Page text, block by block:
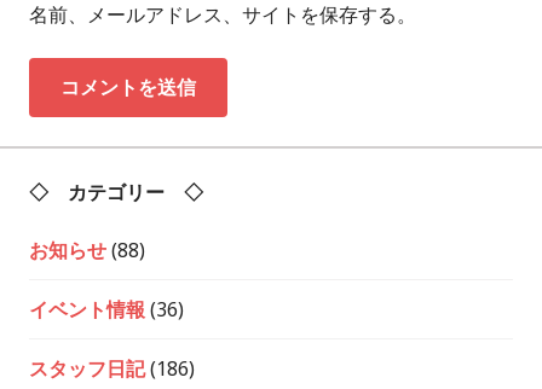
名前、メールアドレス、サイトを保存する。
◇ カテゴリー ◇
お知らせ(88)
イベント情報 (36)
スタッフ日記(186)